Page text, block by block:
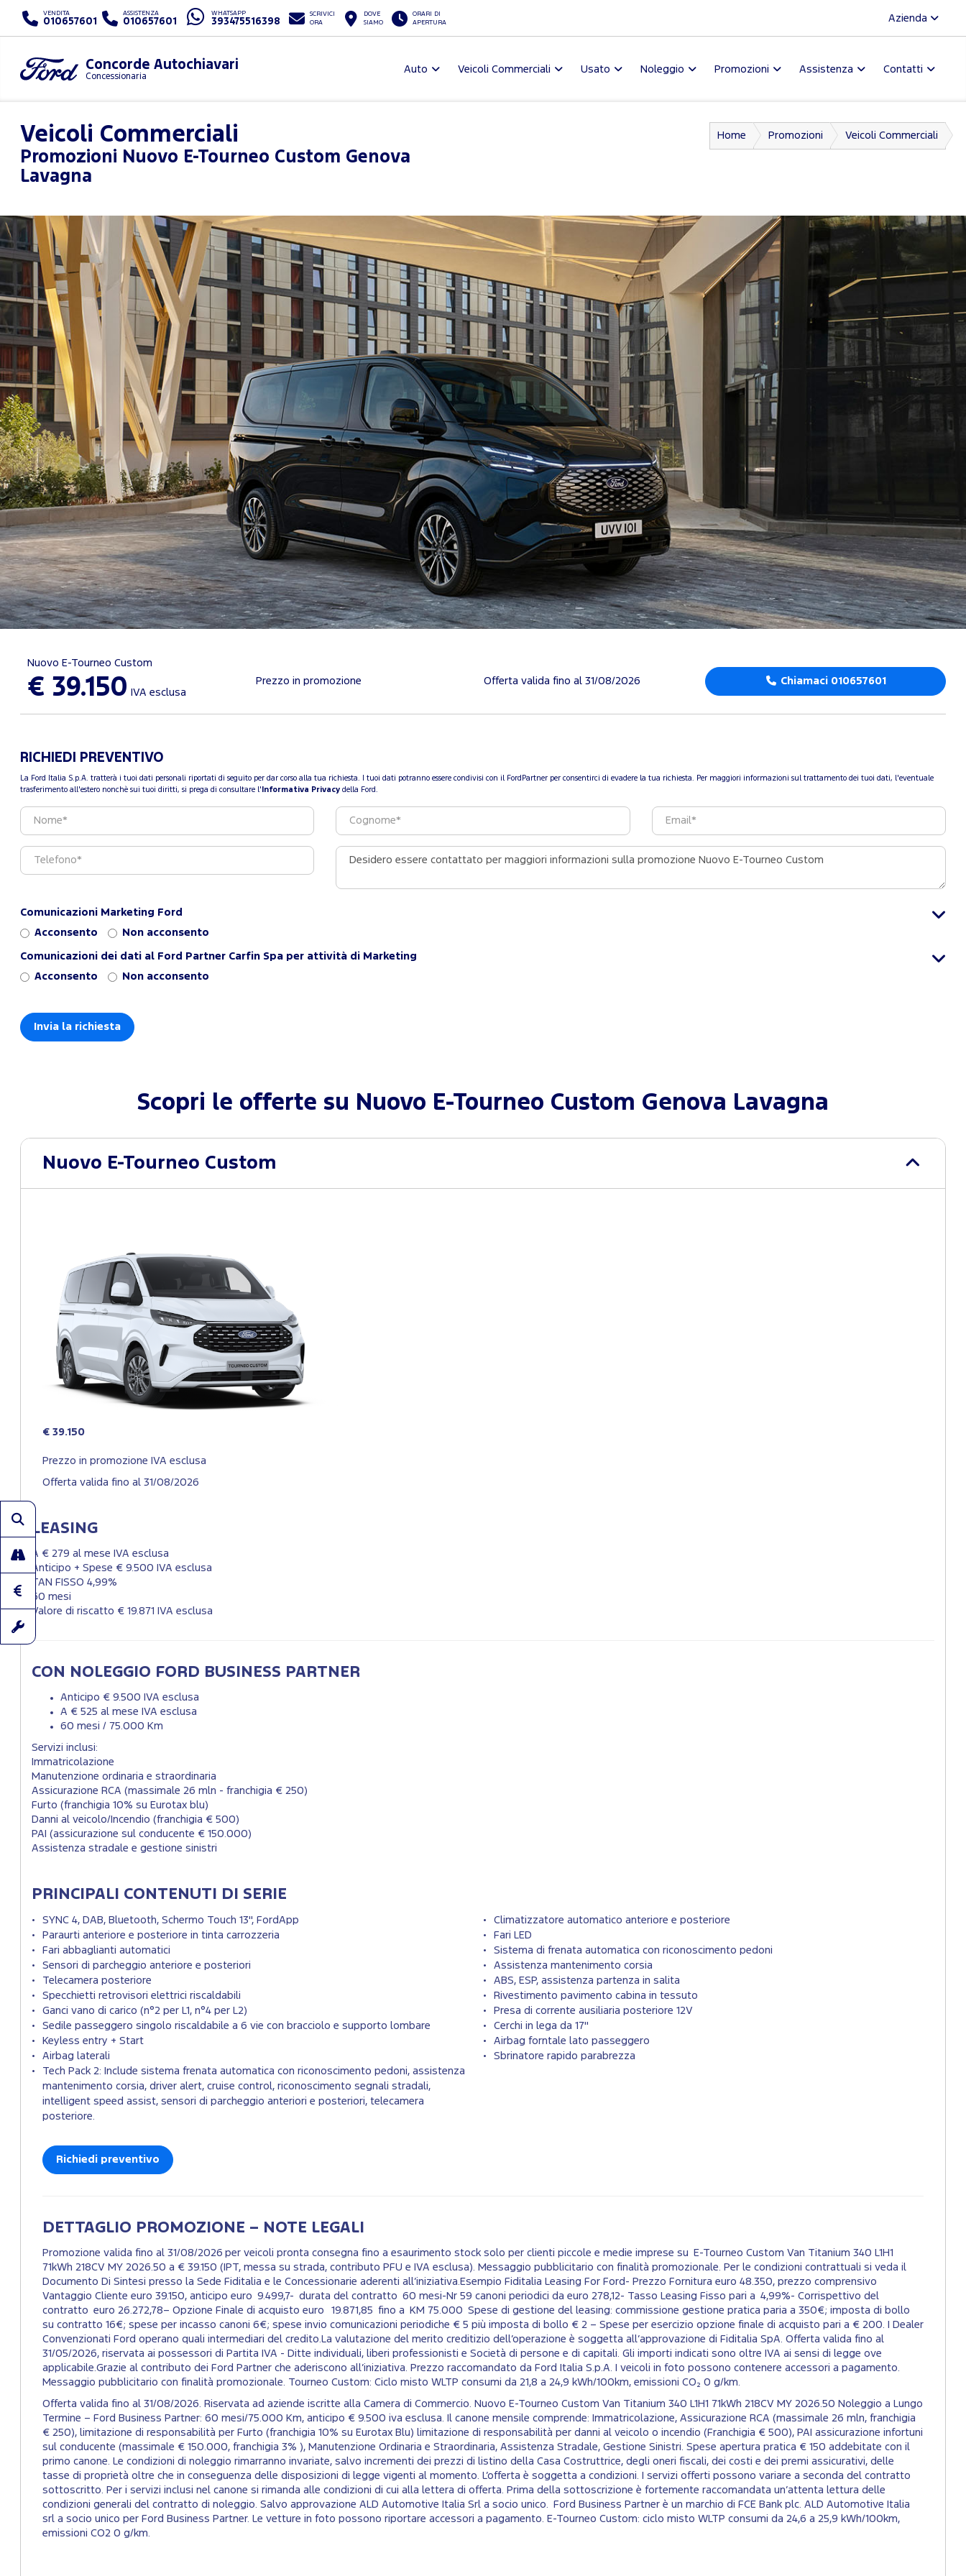
VENDITA
010657601
ASSISTENZA
010657601
WHATSAPP
393475516398
SCRIVICI
ORA
DOVE
SIAMO
ORARI DI
APERTURA
Azienda
Concorde Autochiavari
Concessionaria
Auto Veicoli Commerciali Usato Noleggio Promozioni Assistenza Contatti
Veicoli Commerciali
Promozioni Nuovo E-Tourneo Custom Genova
Lavagna
Home Promozioni Veicoli Commerciali
Nuovo E-Tourneo Custom
€ 39.150 IVA esclusa
Prezzo in promozione Offerta valida fino al 31/08/2026 Chiamaci 010657601
RICHIEDI PREVENTIVO
La Ford Italia S.p.A. tratterà i tuoi dati personali riportati di seguito per dar corso alla tua richiesta. I tuoi dati potranno essere condivisi con il FordPartner per consentirci di evadere la tua richiesta. Per maggiori informazioni sul trattamento dei tuoi dati, l'eventuale
trasferimento all'estero nonchè sui tuoi diritti, si prega di consultare l' Informativa Privacy della Ford.
Comunicazioni Marketing Ford
Acconsento Non acconsento
Comunicazioni dei dati al Ford Partner Carfin Spa per attività di Marketing
Acconsento Non acconsento
Scopri le offerte su Nuovo E-Tourneo Custom Genova Lavagna
Nuovo E-Tourneo Custom
€ 39.150
Prezzo in promozione IVA esclusa
Offerta valida fino al 31/08/2026
LEASING
A € 279 al mese IVA esclusa
Anticipo + Spese € 9.500 IVA esclusa
TAN FISSO 4,99%
60 mesi
Valore di riscatto € 19.871 IVA esclusa
CON NOLEGGIO FORD BUSINESS PARTNER
Anticipo € 9.500 IVA esclusa
A € 525 al mese IVA esclusa
60 mesi / 75.000 Km
Servizi inclusi:
Immatricolazione
Manutenzione ordinaria e straordinaria
Assicurazione RCA (massimale 26 mln - franchigia € 250)
Furto (franchigia 10% su Eurotax blu)
Danni al veicolo/Incendio (franchigia € 500)
PAI (assicurazione sul conducente € 150.000)
Assistenza stradale e gestione sinistri
PRINCIPALI CONTENUTI DI SERIE
SYNC 4, DAB, Bluetooth, Schermo Touch 13", FordApp
Climatizzatore automatico anteriore e posteriore
Paraurti anteriore e posteriore in tinta carrozzeria
Fari LED
Fari abbaglianti automatici
Sistema di frenata automatica con riconoscimento pedoni
Sensori di parcheggio anteriore e posteriori
Assistenza mantenimento corsia
Telecamera posteriore
ABS, ESP, assistenza partenza in salita
Specchietti retrovisori elettrici riscaldabili
Rivestimento pavimento cabina in tessuto
Ganci vano di carico (n°2 per L1, n°4 per L2)
Presa di corrente ausiliaria posteriore 12V
Sedile passeggero singolo riscaldabile a 6 vie con bracciolo e supporto lombare
Cerchi in lega da 17"
Keyless entry + Start
Airbag forntale lato passeggero
Airbag laterali
Sbrinatore rapido parabrezza
Tech Pack 2: Include sistema frenata automatica con riconoscimento pedoni, assistenza
mantenimento corsia, driver alert, cruise control, riconoscimento segnali stradali,
intelligent speed assist, sensori di parcheggio anteriori e posteriori, telecamera
posteriore.
Richiedi preventivo
DETTAGLIO PROMOZIONE – NOTE LEGALI
Promozione valida fino al 31/08/2026 per veicoli pronta consegna fino a esaurimento stock solo per clienti piccole e medie imprese su E-Tourneo Custom Van Titanium 340 L1H1
71kWh 218CV MY 2026.50 a € 39.150 (IPT, messa su strada, contributo PFU e IVA esclusa). Messaggio pubblicitario con finalità promozionale. Per le condizioni contrattuali si veda il
Documento Di Sintesi presso la Sede Fiditalia e le Concessionarie aderenti all’iniziativa.Esempio Fiditalia Leasing For Ford- Prezzo Fornitura euro 48.350, prezzo comprensivo
Vantaggio Cliente euro 39.150, anticipo euro 9.499,7- durata del contratto 60 mesi-Nr 59 canoni periodici da euro 278,12- Tasso Leasing Fisso pari a 4,99%- Corrispettivo del
contratto euro 26.272,78– Opzione Finale di acquisto euro 19.871,85 fino a KM 75.000 Spese di gestione del leasing: commissione gestione pratica paria a 350€; imposta di bollo
su contratto 16€; spese per incasso canoni 6€; spese invio comunicazioni periodiche € 5 più imposta di bollo € 2 – Spese per esercizio opzione finale di acquisto pari a € 200. I Dealer
Convenzionati Ford operano quali intermediari del credito.La valutazione del merito creditizio dell’operazione è soggetta all’approvazione di Fiditalia SpA. Offerta valida fino al
31/05/2026, riservata ai possessori di Partita IVA - Ditte individuali, liberi professionisti e Società di persone e di capitali. Gli importi indicati sono oltre IVA ai sensi di legge ove
applicabile.Grazie al contributo dei Ford Partner che aderiscono all’iniziativa. Prezzo raccomandato da Ford Italia S.p.A. I veicoli in foto possono contenere accessori a pagamento.
Messaggio pubblicitario con finalità promozionale. Tourneo Custom: Ciclo misto WLTP consumi da 21,8 a 24,9 kWh/100km, emissioni CO₂ 0 g/km.
Offerta valida fino al 31/08/2026. Riservata ad aziende iscritte alla Camera di Commercio. Nuovo E-Tourneo Custom Van Titanium 340 L1H1 71kWh 218CV MY 2026.50 Noleggio a Lungo
Termine – Ford Business Partner: 60 mesi/75.000 Km, anticipo € 9.500 iva esclusa. Il canone mensile comprende: Immatricolazione, Assicurazione RCA (massimale 26 mln, franchigia
€ 250), limitazione di responsabilità per Furto (franchigia 10% su Eurotax Blu) limitazione di responsabilità per danni al veicolo o incendio (Franchigia € 500), PAI assicurazione infortuni
sul conducente (massimale € 150.000, franchigia 3% ), Manutenzione Ordinaria e Straordinaria, Assistenza Stradale, Gestione Sinistri. Spese apertura pratica € 150 addebitate con il
primo canone. Le condizioni di noleggio rimarranno invariate, salvo incrementi dei prezzi di listino della Casa Costruttrice, degli oneri fiscali, dei costi e dei premi assicurativi, delle
tasse di proprietà oltre che in conseguenza delle disposizioni di legge vigenti al momento. L’offerta è soggetta a condizioni. I servizi offerti possono variare a seconda del contratto
sottoscritto. Per i servizi inclusi nel canone si rimanda alle condizioni di cui alla lettera di offerta. Prima della sottoscrizione è fortemente raccomandata un’attenta lettura delle
condizioni generali del contratto di noleggio. Salvo approvazione ALD Automotive Italia Srl a socio unico. Ford Business Partner è un marchio di FCE Bank plc. ALD Automotive Italia
srl a socio unico per Ford Business Partner. Le vetture in foto possono riportare accessori a pagamento. E-Tourneo Custom: ciclo misto WLTP consumi da 24,6 a 25,9 kWh/100km,
emissioni CO2 0 g/km.